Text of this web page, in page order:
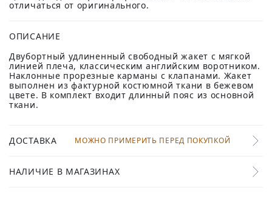
отличаться от оригинального.
ОПИСАНИЕ
Двубортный удлиненный свободный жакет с мягкой
линией плеча, классическим английским воротником.
Наклонные прорезные карманы с клапанами. Жакет
выполнен из фактурной костюмной ткани в бежевом
цвете. В комплект входит длинный пояс из основной
ткани.
ДОСТАВКА МОЖНО ПРИМЕРИТЬ ПЕРЕД ПОКУПКОЙ
НАЛИЧИЕ В МАГАЗИНАХ